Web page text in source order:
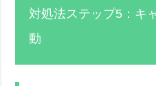
対処法ステップ5：キ
動